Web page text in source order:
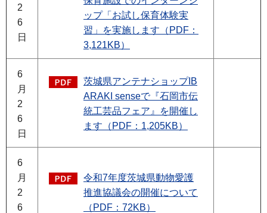
2
6
日
ップ「お試し保育体験実
習」を実施します（PDF：
3,121KB）
6
月
2
6
日
茨城県アンテナショップIB
ARAKI senseで『石岡市伝
統工芸品フェア』を開催し
ます（PDF：1,205KB）
6
月
2
6
令和7年度茨城県動物愛護
推進協議会の開催について
（PDF：72KB）